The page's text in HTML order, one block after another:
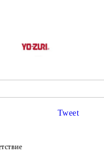
Tweet